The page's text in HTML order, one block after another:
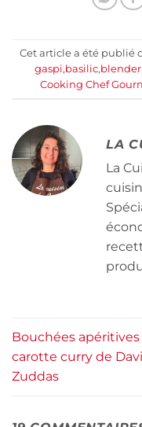
Cet article a été publié
gaspi,basilic,blender,
Cooking Chef
LA
La
Bouchées apéritives
carotte curry de
Zuddas